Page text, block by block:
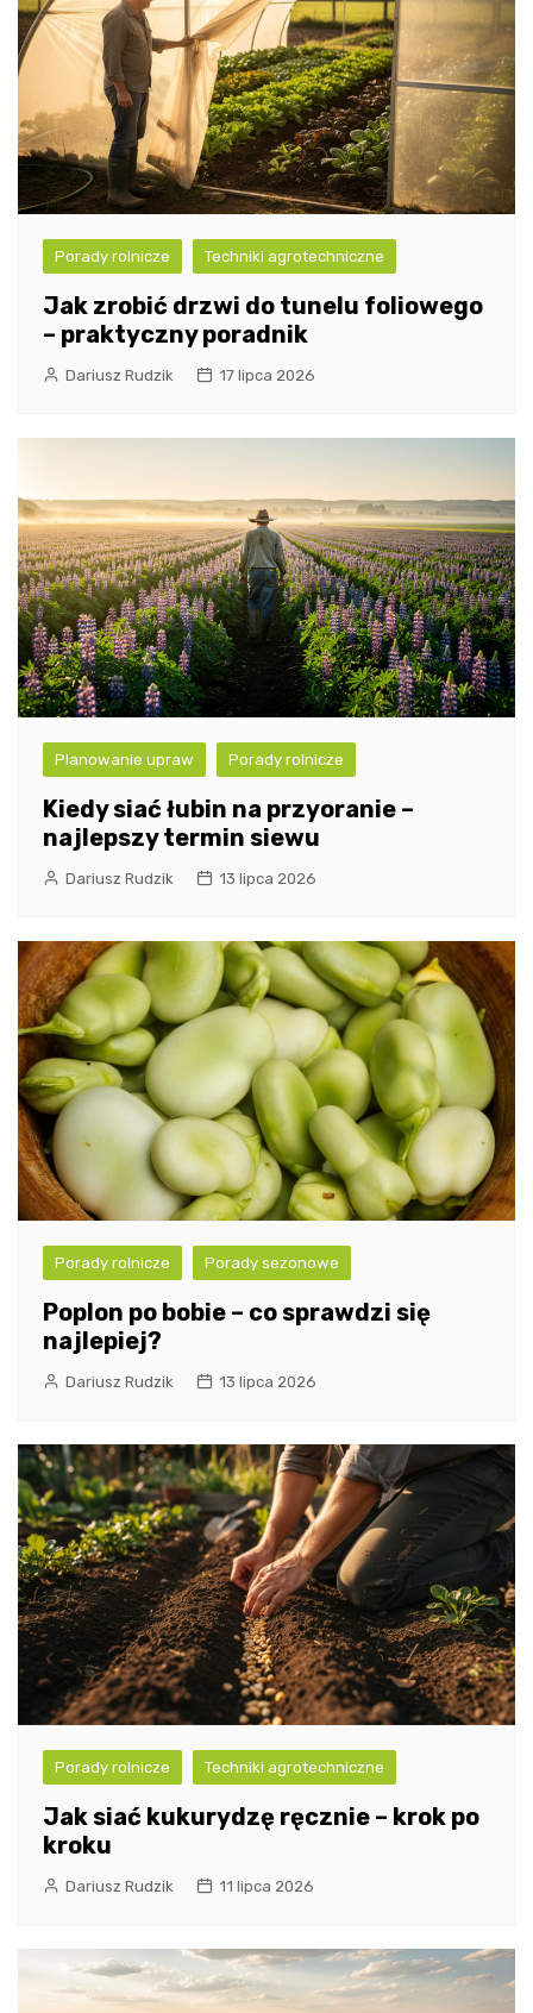
Porady rolnicze Techniki agrotechniczne
Jak zrobić drzwi do tunelu foliowego
– praktyczny poradnik
Dariusz Rudzik 17 lipca 2026
Planowanie upraw Porady rolnicze
Kiedy siać łubin na przyoranie –
najlepszy termin siewu
Dariusz Rudzik 13 lipca 2026
Porady rolnicze Porady sezonowe
Poplon po bobie – co sprawdzi się
najlepiej?
Dariusz Rudzik 13 lipca 2026
Porady rolnicze Techniki agrotechniczne
Jak siać kukurydzę ręcznie – krok po
kroku
Dariusz Rudzik 11 lipca 2026